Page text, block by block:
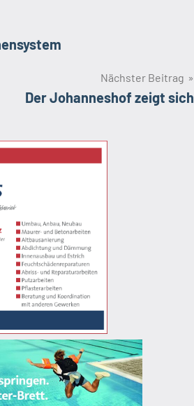
Nächster Beitrag
Der Johanneshof zeigt sich